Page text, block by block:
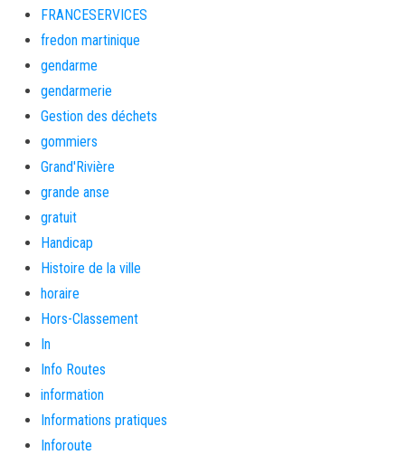
FRANCESERVICES
fredon martinique
gendarme
gendarmerie
Gestion des déchets
gommiers
Grand'Rivière
grande anse
gratuit
Handicap
Histoire de la ville
horaire
Hors-Classement
In
Info Routes
information
Informations pratiques
Inforoute